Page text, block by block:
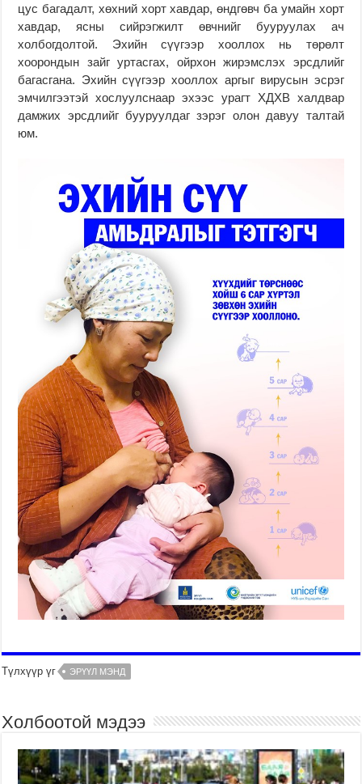
цус багадалт, хөхний хорт хавдар, өндгөвч ба умайн хорт
хавдар, ясны сийрэгжилт өвчнийг бууруулах ач
холбогдолтой. Эхийн сүүгээр хооллох нь төрөлт
хоорондын зайг уртасгах, ойрхон жирэмслэх эрсдлийг
багасгана. Эхийн сүүгээр хооллох аргыг вирусын эсрэг
эмчилгээтэй хослуулснаар эхээс урагт ХДХВ халдвар
дамжих эрсдлийг бууруулдаг зэрэг олон давуу талтай
юм.
Түлхүүр үг ЭРҮҮЛ МЭНД
Холбоотой мэдээ